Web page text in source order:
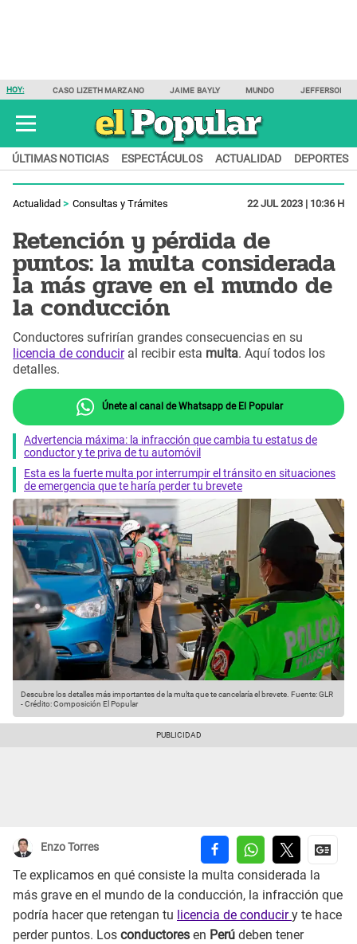
HOY: CASO LIZETH MARZANO JAIME BAYLY MUNDO JEFFERSON
ÚLTIMAS NOTICIAS ESPECTÁCULOS ACTUALIDAD DEPORTES
Actualidad Consultas y Trámites 22 JUL 2023 | 10:36 H
Retención y pérdida de
puntos: la multa considerada
la más grave en el mundo de
la conducción
Conductores sufrirían grandes consecuencias en su
licencia de conduciral recibir esta multa. Aquí todos los
detalles.
Únete al canal de Whatsapp de El Popular
Advertencia máxima: la infracción que cambia tu estatus de
conductor y te priva de tu automóvil
Esta es la fuerte multa por interrumpir el tránsito en situaciones
de emergencia que te haría perder tu brevete
Descubre los detalles más importantes de la multa que te cancelaría el brevete. Fuente: GLR
-Crédito: Composición El Popular
Enzo Torres
Te explicamos en qué consiste la multa considerada la
más grave en el mundo de la conducción, la infracción que
podría hacer que retengan tu licencia de conduciry te hace
perder puntos. Los conductores en Perú deben tener